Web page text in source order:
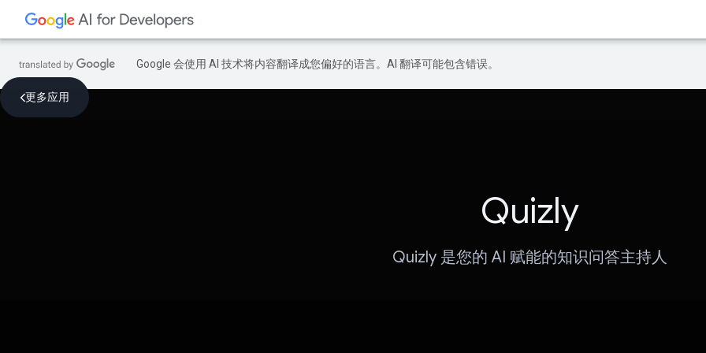
Google 会使用 AI 技术将内容翻译成您偏好的语言。AI 翻译可能包含错误。
更多应用
Quizly
Quizly 是您的 AI 赋能的知识问答主持人